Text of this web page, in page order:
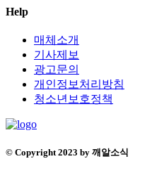
Help
매체소개
기사제보
광고문의
개인정보처리방침
청소년보호정책
© Copyright 2023 by 깨알소식